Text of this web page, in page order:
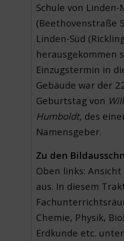
Schule von
(Beethovenstraße
Linden-Süd
herausgekommen
Einzugstermin in
Gebäude war der
Geburtstag von
Humboldt, des
Namensgeber.
Zu den
Oben links:
aus. In diesem
Chemie, Physik,
Erdkunde etc.